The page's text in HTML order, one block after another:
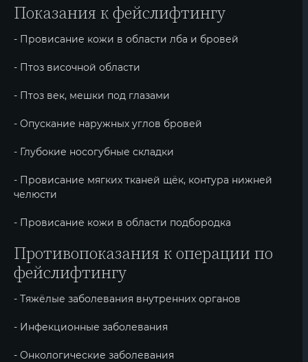
Показания к фейслифтингу
- Провисание кожи в области лба и бровей
- Птоз височной области
- Птоз век, мешки под глазами
- Опускание наружных углов бровей
- Глубокие носогубные складки
- Провисание мягких тканей щёк, контура нижней
челюсти
- Провисание кожи в области подбородка
Противопоказания к операции по
фейслифтингу
- Тяжёлые заболевания внутренних органов
- Инфекционные заболевания
- Онкологические заболевания